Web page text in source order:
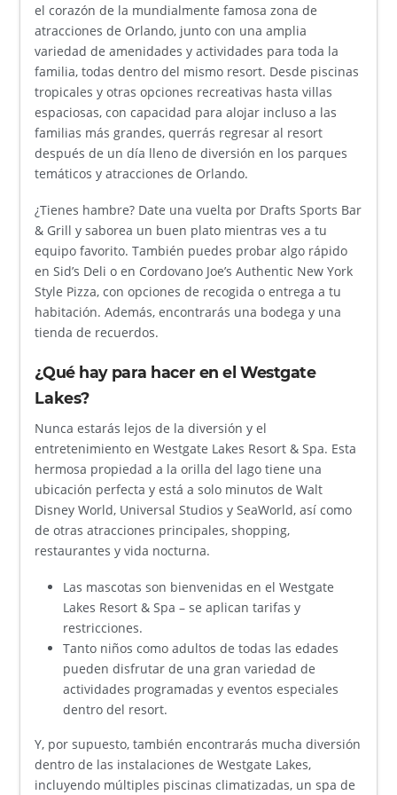
el corazón de la mundialmente famosa zona de
atracciones de Orlando, junto con una amplia
variedad de amenidades y actividades para toda la
familia, todas dentro del mismo resort. Desde piscinas
tropicales y otras opciones recreativas hasta villas
espaciosas, con capacidad para alojar incluso a las
familias más grandes, querrás regresar al resort
después de un día lleno de diversión en los parques
temáticos y atracciones de Orlando.
¿Tienes hambre? Date una vuelta por Drafts Sports Bar
& Grill y saborea un buen plato mientras ves a tu
equipo favorito. También puedes probar algo rápido
en Sid’s Deli o en Cordovano Joe’s Authentic New York
Style Pizza, con opciones de recogida o entrega a tu
habitación. Además, encontrarás una bodega y una
tienda de recuerdos.
¿Qué hay para hacer en el Westgate
Lakes?
Nunca estarás lejos de la diversión y el
entretenimiento en Westgate Lakes Resort & Spa. Esta
hermosa propiedad a la orilla del lago tiene una
ubicación perfecta y está a solo minutos de Walt
Disney World, Universal Studios y SeaWorld, así como
de otras atracciones principales, shopping,
restaurantes y vida nocturna.
Las mascotas son bienvenidas en el Westgate
Lakes Resort & Spa – se aplican tarifas y
restricciones.
Tanto niños como adultos de todas las edades
pueden disfrutar de una gran variedad de
actividades programadas y eventos especiales
dentro del resort.
Y, por supuesto, también encontrarás mucha diversión
dentro de las instalaciones de Westgate Lakes,
incluyendo múltiples piscinas climatizadas, un spa de